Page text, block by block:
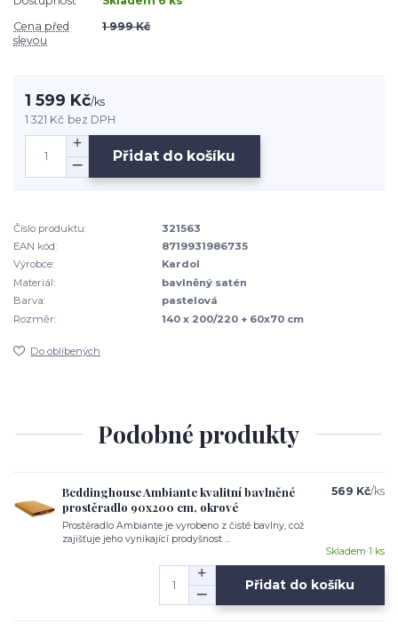
Cena před
slevou
1 999 Kč
1 599 Kč/ks
1 321 Kč bez DPH
Přidat do košíku
Číslo produktu:
321563
EAN kód:
8719931986735
Výrobce:
Kardol
Materiál:
bavlněný satén
Barva:
pastelová
Rozměr:
140 x 200/220 + 60x70 cm
Do oblíbených
Podobné produkty
Beddinghouse Ambiante kvalitní bavlněné
prostěradlo 90x200 cm, okrové
Prostěradlo Ambiante je vyrobeno z čisté bavlny, což
zajišťuje jeho vynikající prodyšnost ...
569 Kč/ks
Skladem 1 ks
Přidat do košíku